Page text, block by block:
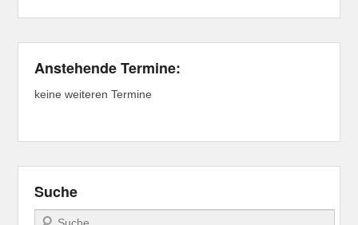
Anstehende Termine:
keine weiteren Termine
Suche
Suchen